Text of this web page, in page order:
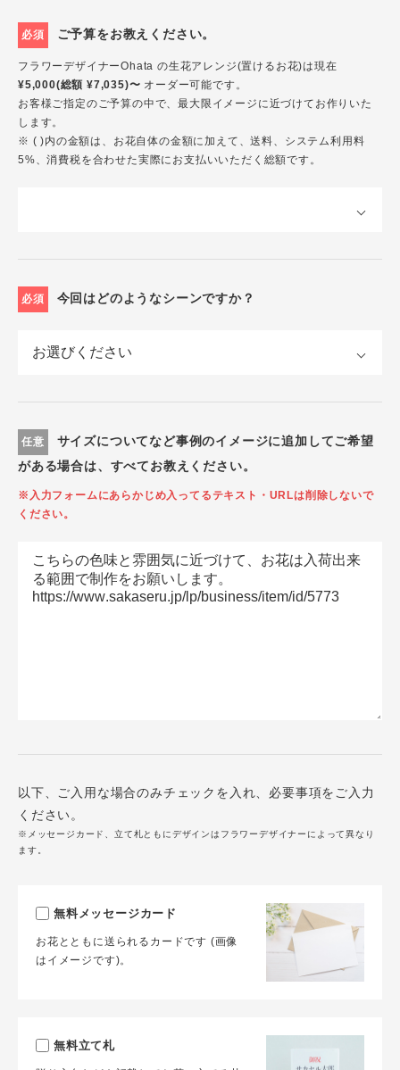
必須 ご予算をお教えください。
フラワーデザイナーOhata の生花アレンジ(置けるお花)は現在
¥5,000(総額 ¥7,035)〜 オーダー可能です。
お客様ご指定のご予算の中で、最大限イメージに近づけてお作りいた
します。
※ ( )内の金額は、お花自体の金額に加えて、送料、システム利用料
5%、消費税を合わせた実際にお支払いいただく総額です。
必須 今回はどのようなシーンですか？
任意
サイズについてなど事例のイメージに追加してご希望
がある場合は、すべてお教えください。
※入力フォームにあらかじめ入ってるテキスト・URLは削除しないで
ください。
以下、ご入用な場合のみチェックを入れ、必要事項をご入力
ください。
※メッセージカード、立て札ともにデザインはフラワーデザイナーによって異なり
ます。
無料メッセージカード
お花とともに送られるカードです (画像
はイメージです)。
無料立て札